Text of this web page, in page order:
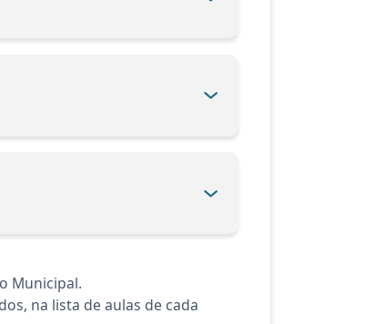
Municipal.
na lista de aulas de cada